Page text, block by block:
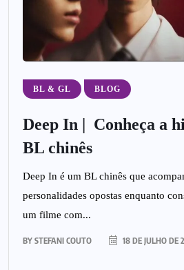
BL & GL BLOG
Deep In | Conheça a
BL chinês
Deep In é um BL chinês que
personalidades opostas enquanto
um filme com...
BY STEFANI COUTO 18 DE JULHO DE